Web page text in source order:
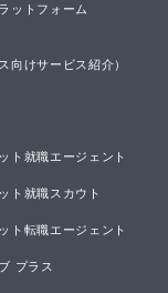
ットフォーム
向けサービス紹介）
ト就職エージェント
ト就職スカウト
ト転職エージェント
プラス